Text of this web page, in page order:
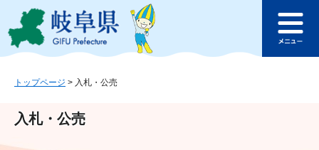
ジ
ュ
このページの本文へ
ュ
トップページ > 入札・公売
入札・公売